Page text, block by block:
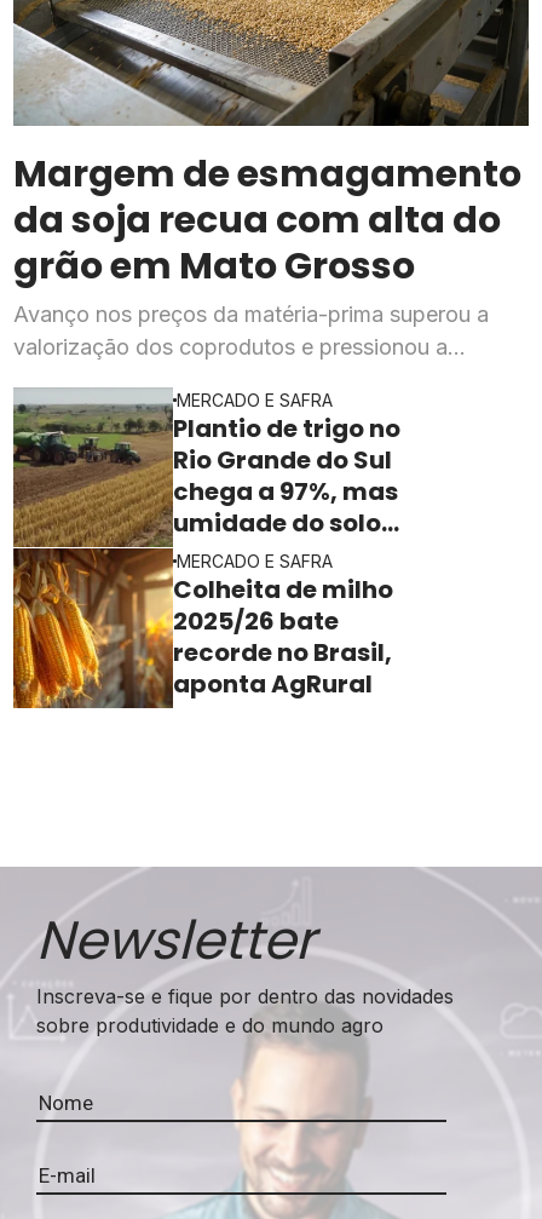
Margem de esmagamento
da soja recua com alta do
grão em Mato Grosso
Avanço nos preços da matéria-prima superou a
valorização dos coprodutos e pressionou a
segundo o ImeaMERCADO E SAFRA
Plantio de trigo no
Rio Grande do Sul
chega a 97%, mas
umidade do solo
ainda freia o ritmo
MERCADO E SAFRA
Colheita de milho
2025/26 bate
recorde no Brasil,
aponta AgRural
Newsletter
Inscreva-se e fique por dentro das novidades
sobre produtividade e do mundo agro